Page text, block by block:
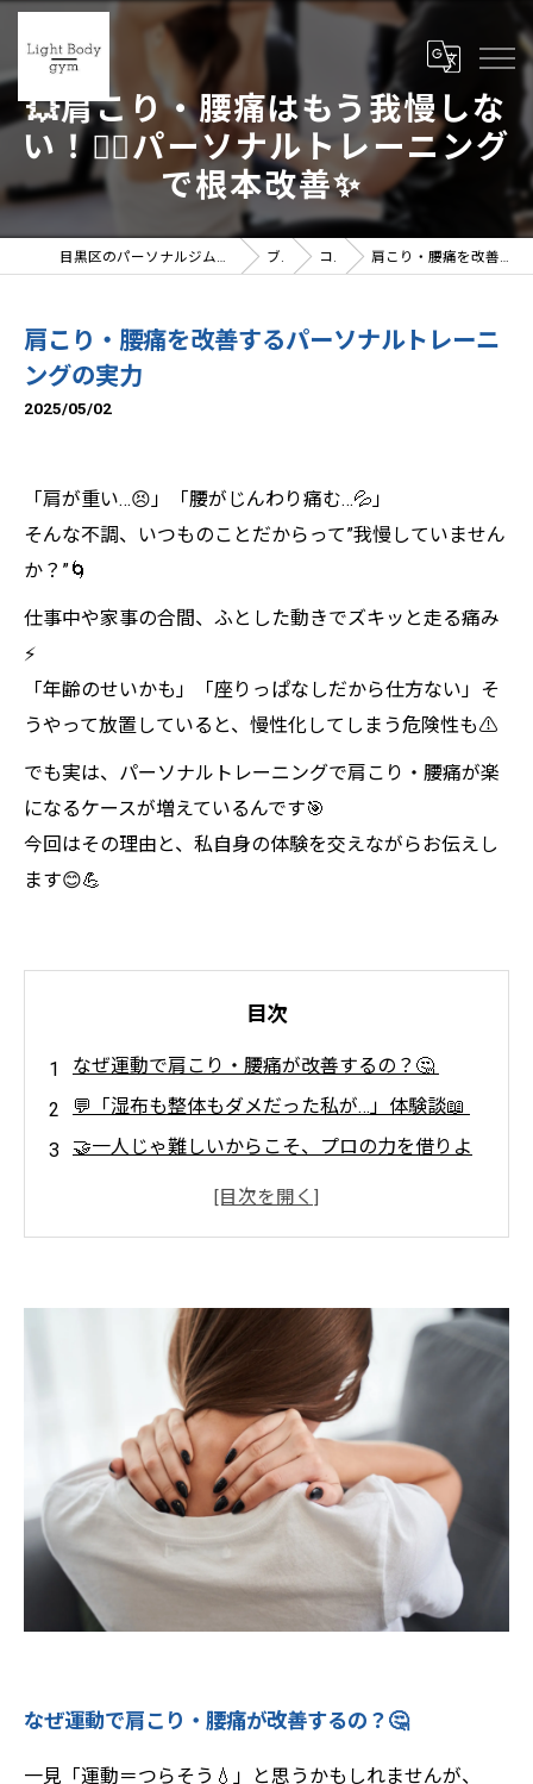
💥肩こり・腰痛はもう我慢しな
い！🧘‍♀️パーソナルトレーニング
で根本改善✨
目黒区のパーソナルジムならLight Body gymへ | 女性トレーナー在籍 ブログ コラム 肩こり・腰痛を改善するパーソナルトレーニングの実力
肩こり・腰痛を改善するパーソナルトレーニ
ングの実力
2025/05/02
「肩が重い…😣」「腰がじんわり痛む…💦」
そんな不調、いつものことだからって”我慢していません
か？”🌀
仕事中や家事の合間、ふとした動きでズキッと走る痛み
⚡
「年齢のせいかも」「座りっぱなしだから仕方ない」――そ
うやって放置していると、慢性化してしまう危険性も⚠️
でも実は、パーソナルトレーニングで肩こり・腰痛が楽
になるケースが増えているんです🎯
今回はその理由と、私自身の体験を交えながらお伝えし
ます😊💪
目次
なぜ運動で肩こり・腰痛が改善するの？🤔
💬「湿布も整体もダメだった私が…」体験談📖
🤝一人じゃ難しいからこそ、プロの力を借りよ
🌈 最後に…我慢しないで、自分の体を労わろう
💪Light Body Gymで理想のボディへ！ 効率
的に引き締めるパーソナルトレーニング🔥
✨
なぜ運動で肩こり・腰痛が改善するの？🤔
一見「運動＝つらそう💧」と思うかもしれませんが、